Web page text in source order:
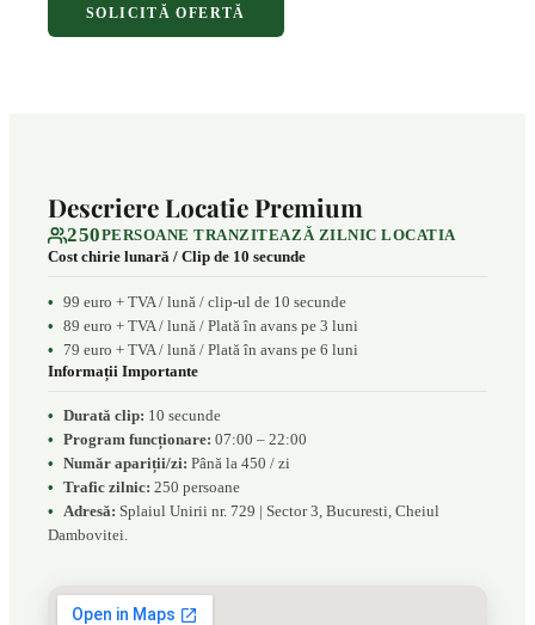
SOLICITĂ OFERTĂ
Descriere Locatie Premium
250PERSOANE TRANZITEAZĂ ZILNIC LOCATIA
Cost chirie lunară / Clip de 10 secunde
99 euro + TVA / lună / clip-ul de 10 secunde
89 euro + TVA / lună / Plată în avans pe 3 luni
79 euro + TVA / lună / Plată în avans pe 6 luni
Informații Importante
Durată clip: 10 secunde
Program funcționare: 07:00 – 22:00
Număr apariții/zi: Până la 450 / zi
Trafic zilnic: 250 persoane
Adresă: Splaiul Unirii nr. 729 | Sector 3, Bucuresti, Cheiul
Dambovitei.